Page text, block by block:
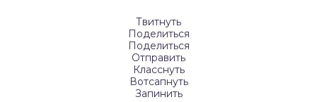
Твитнуть
Поделиться
Поделиться
Отправить
Класснуть
Вотсапнуть
Запинить